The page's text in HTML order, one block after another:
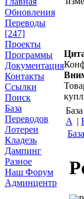
Обновления
Переводы
[247]
Проекты
Программы
Документация
Контакты
Ссылки
Поиск
База
Переводов
Лотереи
Кладезь
Дампинг
Разное
Наш Форум
Админцентр
A |